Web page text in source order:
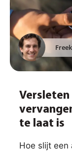
Freek
Versleten
te laat is
Hoe slijt een